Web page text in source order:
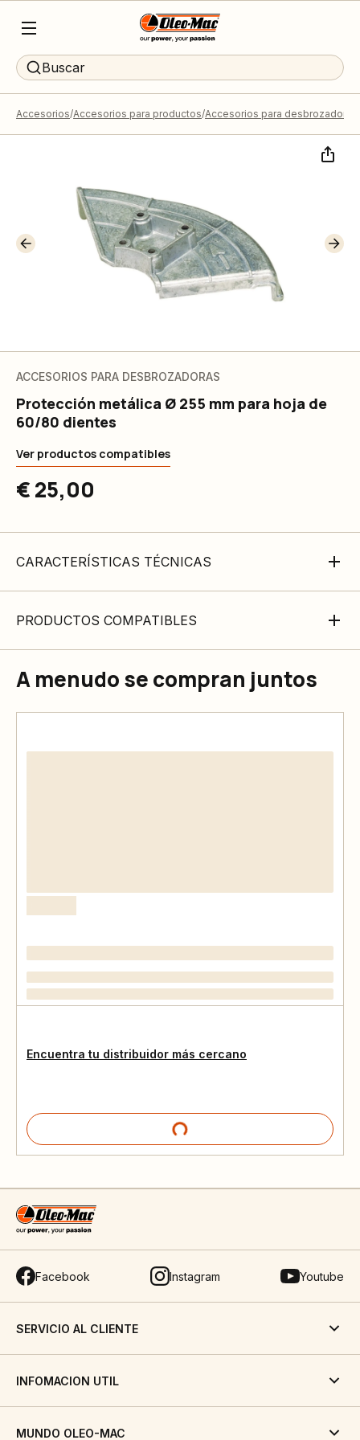
Buscar
Accesorios Accesorios para productos Accesorios para desbrozadoras
ACCESORIOS PARA DESBROZADORAS
Protección metálica Ø 255 mm para hoja de
60/80 dientes
Ver productos compatibles
€ 25,00
CARACTERÍSTICAS TÉCNICAS
PRODUCTOS COMPATIBLES
A menudo se compran juntos
Encuentra tu distribuidor más cercano
Facebook Instagram Youtube
SERVICIO AL CLIENTE
INFOMACION UTIL
MUNDO OLEO-MAC